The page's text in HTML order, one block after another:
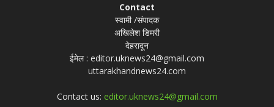
Contact
स्वामी /संपादक
अखिलेश डिमरी
देहरादून
ईमेल : editor.uknews24@gmail.com
uttarakhandnews24.com
Contact us: editor.uknews24@gmail.com